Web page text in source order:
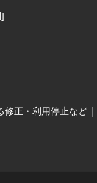
修正・利用停止など